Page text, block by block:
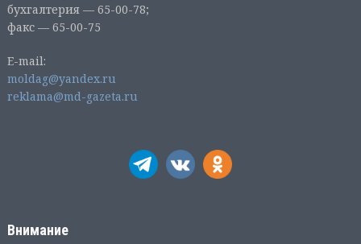
бухгалтерия — 65-00-78;
факс — 65-00-75
E-mail:
moldag@yandex.ru
reklama@md-gazeta.ru
Внимание